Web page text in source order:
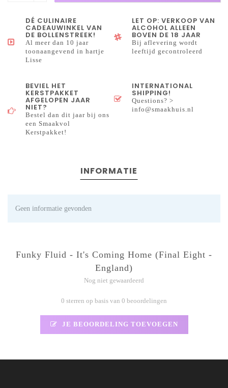
DÉ CULINAIRE
CADEAUWINKEL VAN
DE BOLLENSTREEK!
Al meer dan 10 jaar
toonaangevend in hartje
Lisse
LET OP: VERKOOP VAN
ALCOHOL ALLEEN
BOVEN DE 18 JAAR
Bij aflevering wordt
leeftijd gecontroleerd
BEVIEL HET
KERSTPAKKET
AFGELOPEN JAAR
NIET?
Bestel dan dit jaar bij ons
een Smaakvol
Kerstpakket!
INTERNATIONAL
SHIPPING!
Questions? >
info@smaakhuis.nl
INFORMATIE
Geen informatie gevonden
Funky Fluid - It's Coming Home (Final Eight -
England)
Nog niet gewaardeerd
0 sterren op basis van 0 beoordelingen
JE BEOORDELING TOEVOEGEN